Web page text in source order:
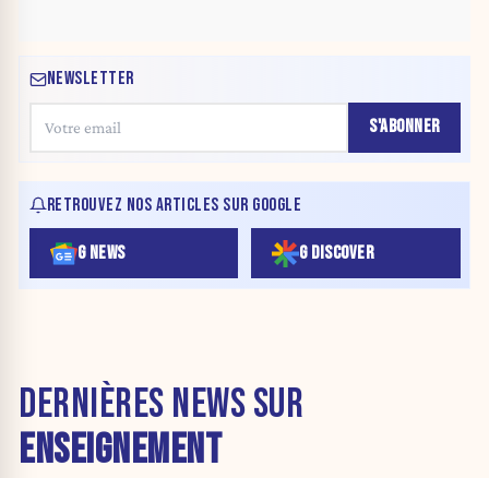
NEWSLETTER
S'ABONNER
RETROUVEZ NOS ARTICLES SUR GOOGLE
G NEWS G DISCOVER
DERNIÈRES NEWS SUR
ENSEIGNEMENT